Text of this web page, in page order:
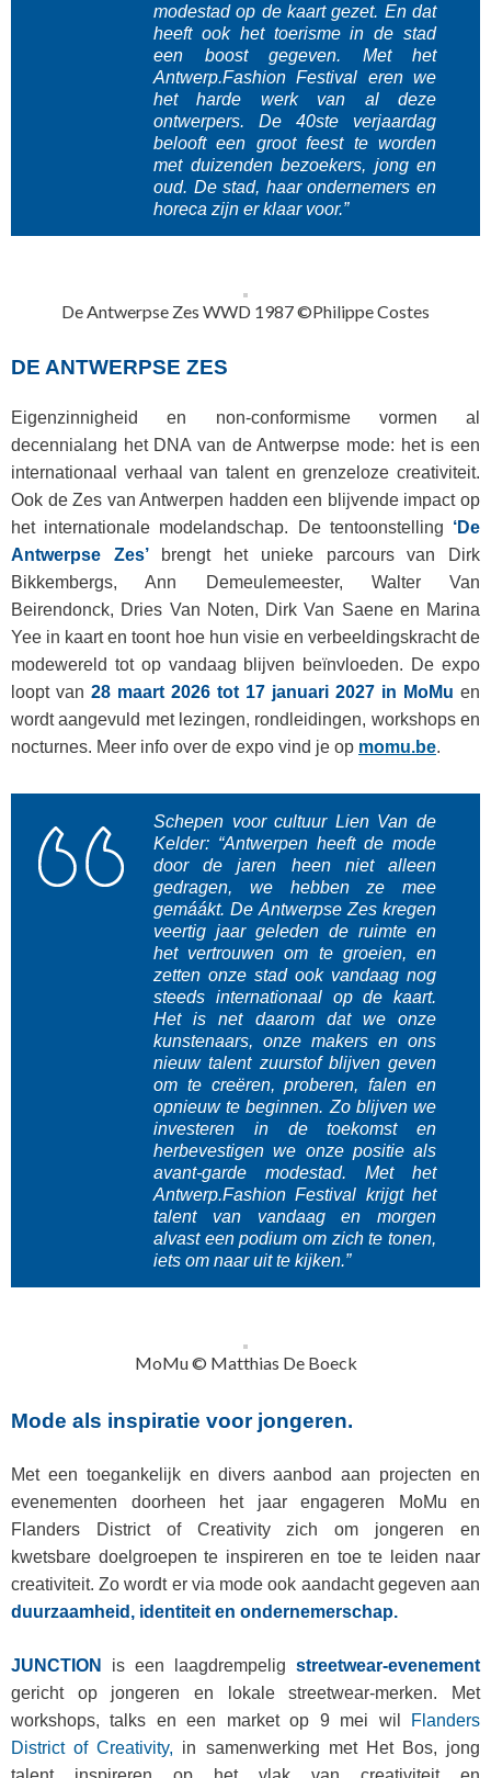
modestad op de kaart gezet. En dat
heeft ook het toerisme in de stad
een boost gegeven. Met het
Antwerp.Fashion Festival eren we
het harde werk van al deze
ontwerpers. De 40ste verjaardag
belooft een groot feest te worden
met duizenden bezoekers, jong en
oud. De stad, haar ondernemers en
horeca zijn er klaar voor.”
De Antwerpse Zes WWD 1987 ©Philippe Costes
DE ANTWERPSE ZES
Eigenzinnigheid en non-conformisme vormen al
decennialang het DNA van de Antwerpse mode: het is een
internationaal verhaal van talent en grenzeloze creativiteit.
Ook de Zes van Antwerpen hadden een blijvende impact op
het internationale modelandschap. De tentoonstelling ‘De
Antwerpse Zes’brengt het unieke parcours van Dirk
Bikkembergs, Ann Demeulemeester, Walter Van
Beirendonck, Dries Van Noten, Dirk Van Saene en Marina
Yee in kaart en toont hoe hun visie en verbeeldingskracht de
modewereld tot op vandaag blijven beïnvloeden. De expo
loopt van 28 maart 2026 tot 17 januari 2027 in MoMu en
wordt aangevuld met lezingen, rondleidingen, workshops en
nocturnes. Meer info over de expo vind je op momu.be.
Schepen voor cultuur Lien Van de
Kelder: “Antwerpen heeft de mode
door de jaren heen niet alleen
gedragen, we hebben ze mee
gemáákt. De Antwerpse Zes kregen
veertig jaar geleden de ruimte en
het vertrouwen om te groeien, en
zetten onze stad ook vandaag nog
steeds internationaal op de kaart.
Het is net daarom dat we onze
kunstenaars, onze makers en ons
nieuw talent zuurstof blijven geven
om te creëren, proberen, falen en
opnieuw te beginnen. Zo blijven we
investeren in de toekomst en
herbevestigen we onze positie als
avant-garde modestad. Met het
Antwerp.Fashion Festival krijgt het
talent van vandaag en morgen
alvast een podium om zich te tonen,
iets om naar uit te kijken.”
MoMu © Matthias De Boeck
Mode als inspiratie voor jongeren.
Met een toegankelijk en divers aanbod aan projecten en
evenementen doorheen het jaar engageren MoMu en
Flanders District of Creativity zich om jongeren en
kwetsbare doelgroepen te inspireren en toe te leiden naar
creativiteit. Zo wordt er via mode ook aandacht gegeven aan
duurzaamheid, identiteit en ondernemerschap.
JUNCTION is een laagdrempelig streetwear-evenement
gericht op jongeren en lokale streetwear-merken. Met
workshops, talks en een market op 9 mei wil
Flanders
District of Creativity, in samenwerking met Het Bos, jong